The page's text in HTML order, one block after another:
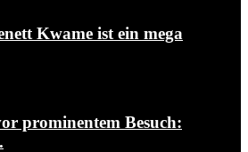
Kwame ist ein mega
prominentem Besuch: